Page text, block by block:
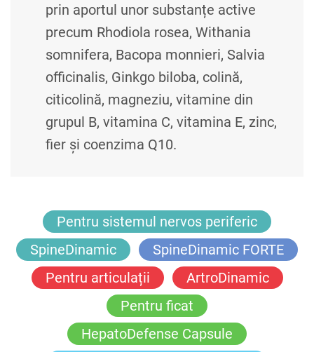
prin aportul unor substanțe active
precum Rhodiola rosea, Withania
somnifera, Bacopa monnieri, Salvia
officinalis, Ginkgo biloba, colină,
citicolină, magneziu, vitamine din
grupul B, vitamina C, vitamina E, zinc,
fier și coenzima Q10.
Pentru sistemul nervos periferic
SpineDinamic
SpineDinamic FORTE
Pentru articulații
ArtroDinamic
Pentru ficat
HepatoDefense Capsule